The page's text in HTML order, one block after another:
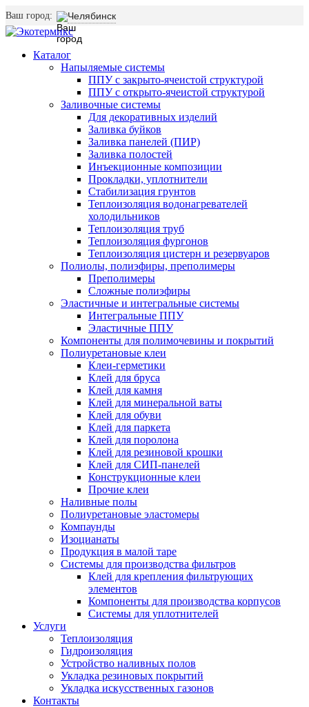
Ваш город: Челябинск
Каталог
Напыляемые системы
ППУ с закрыто-ячеистой структурой
ППУ с открыто-ячеистой структурой
Заливочные системы
Для декоративных изделий
Заливка буйков
Заливка панелей (ПИР)
Заливка полостей
Инъекционные композиции
Прокладки, уплотнители
Стабилизация грунтов
Теплоизоляция водонагревателей
холодильников
Теплоизоляция труб
Теплоизоляция фургонов
Теплоизоляция цистерн и резервуаров
Полиолы, полиэфиры, преполимеры
Преполимеры
Сложные полиэфиры
Эластичные и интегральные системы
Интегральные ППУ
Эластичные ППУ
Компоненты для полимочевины и покрытий
Полиуретановые клеи
Клеи-герметики
Клей для бруса
Клей для камня
Клей для минеральной ваты
Клей для обуви
Клей для паркета
Клей для поролона
Клей для резиновой крошки
Клей для СИП-панелей
Конструкционные клеи
Прочие клеи
Наливные полы
Полиуретановые эластомеры
Компаунды
Изоцианаты
Продукция в малой таре
Системы для производства фильтров
Клей для крепления фильтрующих
элементов
Компоненты для производства корпусов
Системы для уплотнителей
Услуги
Теплоизоляция
Гидроизоляция
Устройство наливных полов
Укладка резиновых покрытий
Укладка искусственных газонов
Контакты